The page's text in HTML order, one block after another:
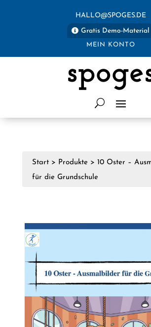
HALLO@SPOGES.DE
Gratis Demo-Material
MEIN KONTO
Start> Produkte > 10 Oster –
für die Grundschule